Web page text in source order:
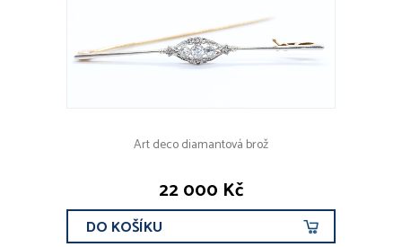
Art deco diamantová brož
22 000 Kč
DO KOŠÍKU